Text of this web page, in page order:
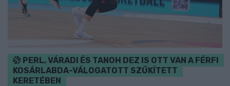
PERL, VÁRADI ÉS TANOH DEZ IS OTT VAN A FÉRFI
KOSÁRLABDA-VÁLOGATOTT SZŰKÍTETT
KERETÉBEN